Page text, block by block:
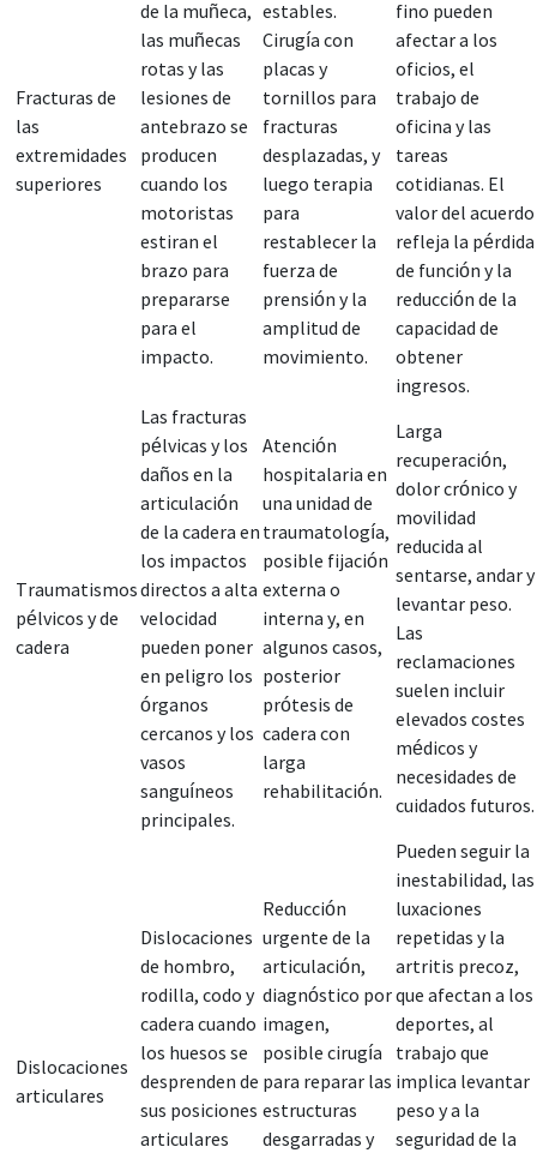
Fracturas de
las
extremidades
superiores
de la muñeca,
las muñecas
rotas y las
lesiones de
antebrazo se
producen
cuando los
motoristas
estiran el
brazo para
prepararse
para el
impacto.
estables.
Cirugía con
placas y
tornillos para
fracturas
desplazadas, y
luego terapia
para
restablecer la
fuerza de
prensión y la
amplitud de
movimiento.
fino pueden
afectar a los
oficios, el
trabajo de
oficina y las
tareas
cotidianas. El
valor del acuerdo
refleja la pérdida
de función y la
reducción de la
capacidad de
obtener
ingresos.
Traumatismos
pélvicos y de
cadera
Las fracturas
pélvicas y los
daños en la
articulación
de la cadera en
los impactos
directos a alta
velocidad
pueden poner
en peligro los
órganos
cercanos y los
vasos
sanguíneos
principales.
Atención
hospitalaria en
una unidad de
traumatología,
posible fijación
externa o
interna y, en
algunos casos,
posterior
prótesis de
cadera con
larga
rehabilitación.
Larga
recuperación,
dolor crónico y
movilidad
reducida al
sentarse, andar y
levantar peso.
Las
reclamaciones
suelen incluir
elevados costes
médicos y
necesidades de
cuidados futuros.
Dislocaciones
articulares
Dislocaciones
de hombro,
rodilla, codo y
cadera cuando
los huesos se
desprenden de
sus posiciones
articulares
Reducción
urgente de la
articulación,
diagnóstico por
imagen,
posible cirugía
para reparar las
estructuras
desgarradas y
Pueden seguir la
inestabilidad, las
luxaciones
repetidas y la
artritis precoz,
que afectan a los
deportes, al
trabajo que
implica levantar
peso y a la
seguridad de la